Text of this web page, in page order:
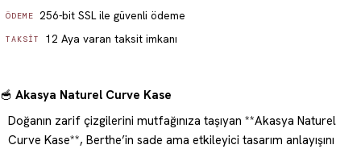
ÖDEME 256-bit SSL ile güvenli ödeme
TAKSIT 12 Aya varan taksit imkanı
🥣 Akasya Naturel Curve Kase
Doğanın zarif çizgilerini mutfağınıza taşıyan **Akasya Naturel
Curve Kase**, Berthe’in sade ama etkileyici tasarım anlayışını